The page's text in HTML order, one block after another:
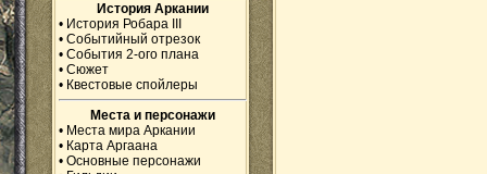
История Аркании
• История Робара III
• Событийный отрезок
• События 2-ого плана
• Сюжет
• Квестовые спойлеры
Места и персонажи
• Места мира Аркании
• Карта Аргаана
• Основные персонажи